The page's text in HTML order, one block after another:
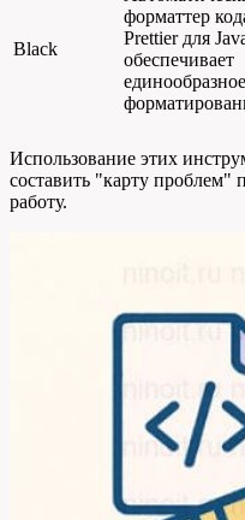
Black
форматтер
Prettier для
обеспечивает
единообразное
Использование этих
составить "карту проблем"
работу.